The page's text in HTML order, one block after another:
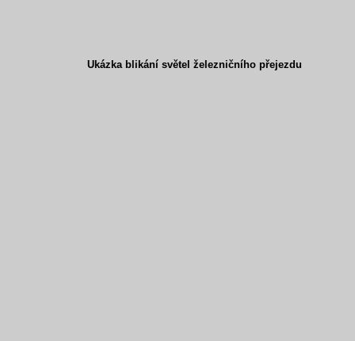
Ukázka blikání světel železničního přejezdu